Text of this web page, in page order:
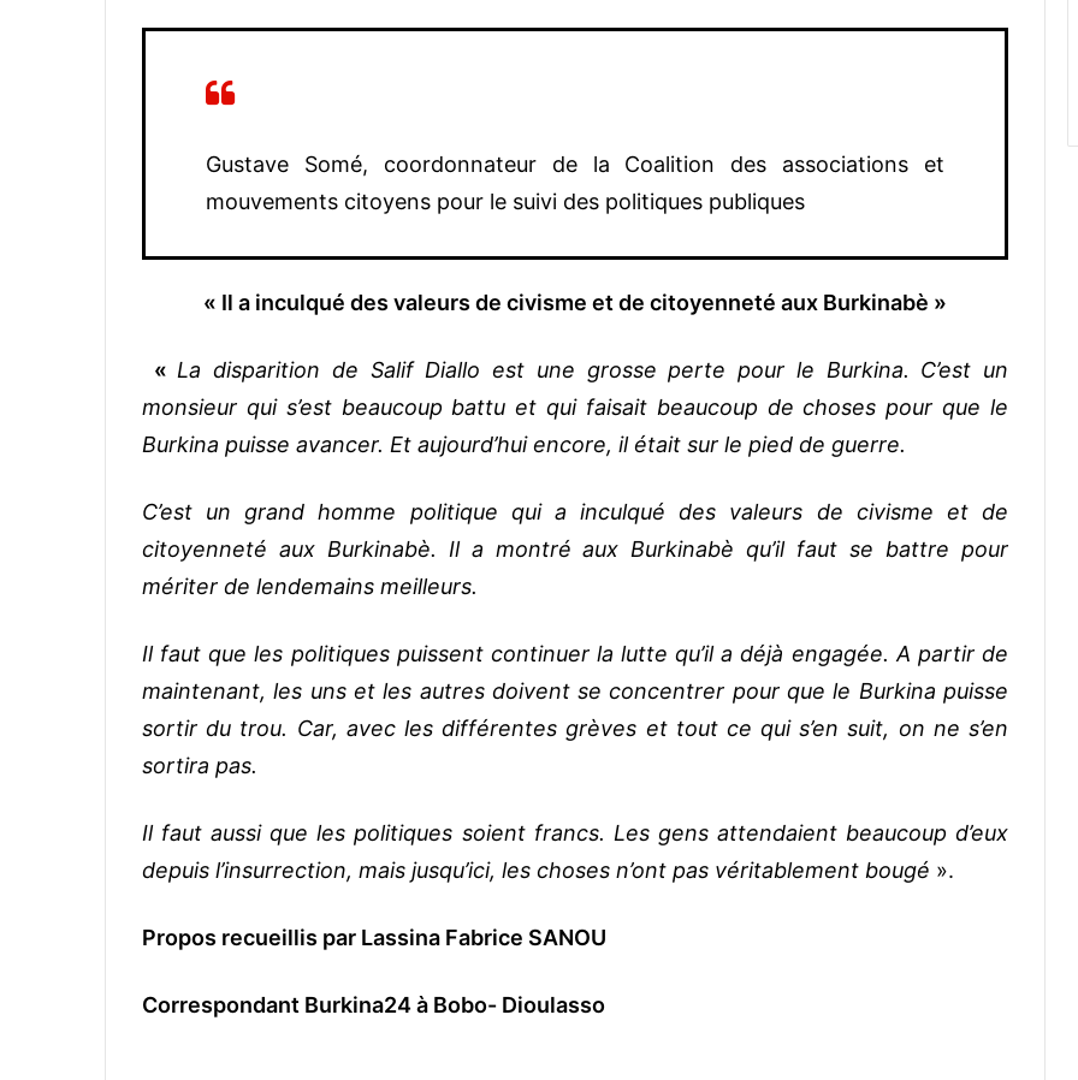
Gustave Somé, coordonnateur de la Coalition des associations et
mouvements citoyens pour le suivi des politiques publiques
« Il a inculqué des valeurs de civisme et de citoyenneté aux Burkinabè »
«La disparition de Salif Diallo est une grosse perte pour le Burkina. C’est un
monsieur qui s’est beaucoup battu et qui faisait beaucoup de choses pour que le
Burkina puisse avancer. Et aujourd’hui encore, il était sur le pied de guerre.
C’est un grand homme politique qui a inculqué des valeurs de civisme et de
citoyenneté aux Burkinabè. Il a montré aux Burkinabè qu’il faut se battre pour
mériter de lendemains meilleurs.
Il faut que les politiques puissent continuer la lutte qu’il a déjà engagée. A partir de
maintenant, les uns et les autres doivent se concentrer pour que le Burkina puisse
sortir du trou. Car, avec les différentes grèves et tout ce qui s’en suit, on ne s’en
sortira pas.
Il faut aussi que les politiques soient francs. Les gens attendaient beaucoup d’eux
depuis l’insurrection, mais jusqu’ici, les choses n’ont pas véritablement bougé ».
Propos recueillis par Lassina Fabrice SANOU
Correspondant Burkina24 à Bobo- Dioulasso